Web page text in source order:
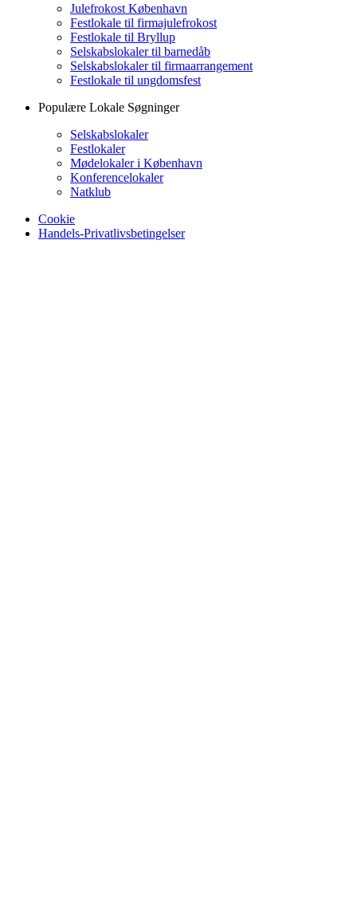
Julefrokost København
Festlokale til firmajulefrokost
Festlokale til Bryllup
Selskabslokaler til barnedåb
Selskabslokaler til firmaarrangement
Festlokale til ungdomsfest
Populære Lokale Søgninger
Selskabslokaler
Festlokaler
Mødelokaler i København
Konferencelokaler
Natklub
Cookie
Handels-Privatlivsbetingelser